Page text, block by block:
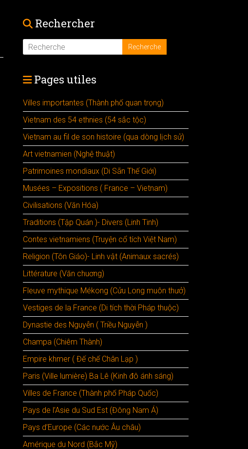
Rechercher
Pages utiles
Villes importantes (Thành phố quan trọng)
Vietnam des 54 ethnies (54 sắc tộc)
Vietnam au fil de son histoire (qua dòng lịch sử)
Art vietnamien (Nghệ thuật)
Patrimoines mondiaux (Di Sãn Thế Giới)
Musées – Expositions ( France – Vietnam)
Civilisations (Văn Hóa)
Traditions (Tập Quán )- Divers (Linh Tinh)
Contes vietnamiens (Truyện cổ tích Việt Nam)
Religion (Tôn Giáo)- Linh vật (Animaux sacrés)
Littérature (Văn chuơng)
Fleuve mythique Mékong (Cửu Long muôn thưở)
Vestiges de la France (Di tích thời Pháp thuộc)
Dynastie des Nguyễn ( Triều Nguyễn )
Champa (Chiêm Thành)
Empire khmer ( Đế chế Chân Lạp )
Paris (Ville lumière) Ba Lê (Kinh đô ánh sáng)
Villes de France (Thành phố Pháp Quốc)
Pays de l’Asie du Sud Est (Đông Nam Á)
Pays d’Europe (Các nước Âu châu)
Amérique du Nord (Bắc Mỹ)